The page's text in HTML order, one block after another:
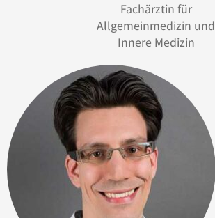
Fachärztin für
Allgemeinmedizin und
Innere Medizin